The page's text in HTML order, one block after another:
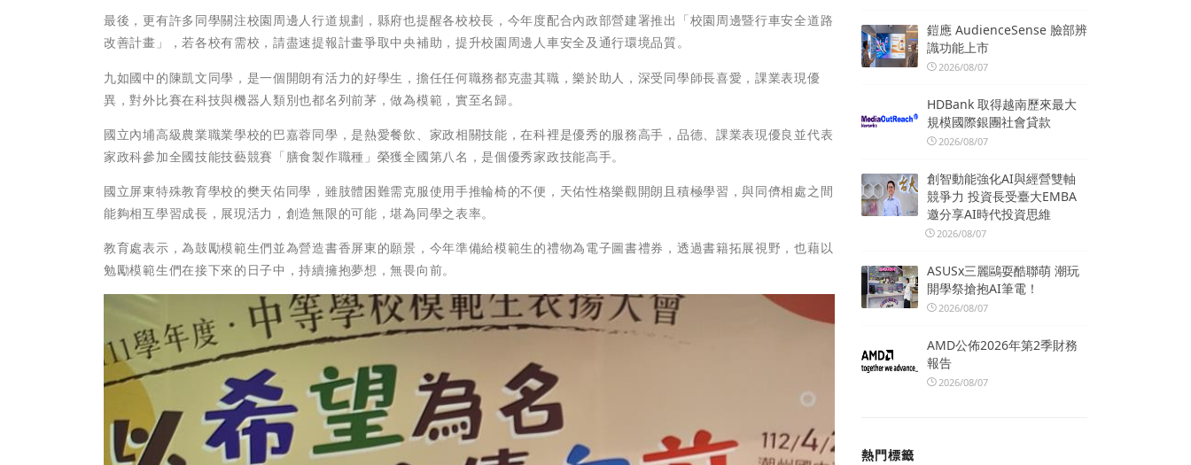
最後，更有許多同學關注校園周邊人行道規劃，縣府也提醒各校校長，今年度配合內政部營建署推出「校園周邊暨行車安全道路
改善計畫」，若各校有需校，請盡速提報計畫爭取中央補助，提升校園周邊人車安全及通行環境品質。
九如國中的陳凱文同學，是一個開朗有活力的好學生，擔任任何職務都克盡其職，樂於助人，深受同學師長喜愛，課業表現優
異，對外比賽在科技與機器人類別也都名列前茅，做為模範，實至名歸。
國立內埔高級農業職業學校的巴嘉蓉同學，是熱愛餐飲、家政相關技能，在科裡是優秀的服務高手，品德、課業表現優良並代表
家政科參加全國技能技藝競賽「膳食製作職種」榮獲全國第八名，是個優秀家政技能高手。
國立屏東特殊教育學校的樊天佑同學，雖肢體困難需克服使用手推輪椅的不便，天佑性格樂觀開朗且積極學習，與同儕相處之間
能夠相互學習成長，展現活力，創造無限的可能，堪為同學之表率。
教育處表示，為鼓勵模範生們並為營造書香屏東的願景，今年準備給模範生的禮物為電子圖書禮券，透過書籍拓展視野，也藉以
勉勵模範生們在接下來的日子中，持續擁抱夢想，無畏向前。
鎧應 AudienceSense 臉部辨
識功能上市
2026/08/07
HDBank 取得越南歷來最大
規模國際銀團社會貸款
2026/08/07
創智動能強化AI與經營雙軸
競爭力 投資長受臺大EMBA
邀分享AI時代投資思維
2026/08/07
ASUSx三麗鷗耍酷聯萌 潮玩
開學祭搶抱AI筆電！
2026/08/07
AMD公佈2026年第2季財務
報告
2026/08/07
熱門標籤